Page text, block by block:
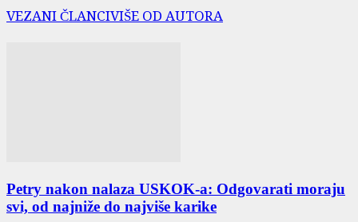
VEZANI ČLANCIVIŠE OD AUTORA
Petry nakon nalaza USKOK-a: Odgovarati moraju
svi, od najniže do najviše karike